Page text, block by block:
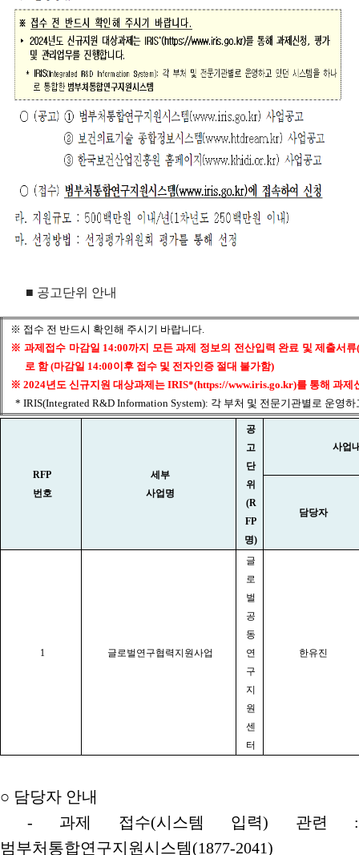
■ 공고단위 안내
※ 접수 전 반드시 확인해 주시기 바랍니다.
※과제접수 마감일 14:00까지 모든 과제 정보의 전산입력 완료 및 제출서
로 함 (마감일 14:00이후 접수 및 전자인증 절대 불가함)
※ 2024년도 신규지원 대상과제는 IRIS*(https://www.iris.go.kr)를 통해 과제
* IRIS(Integrated R&D Information System): 각 부처 및 전문기관별로 운영
RFP
번호
세부
사업명
공
고
단
위
(R
FP
명)
사업
담당자
1 글로벌연구협력지원사업
글
로
벌
공
동
연
구
지
원
센
터
한유진
○ 담당자 안내
- 과제 접수(시스템 입력) 관련 :
범부처통합연구지원시스템(1877-2041)